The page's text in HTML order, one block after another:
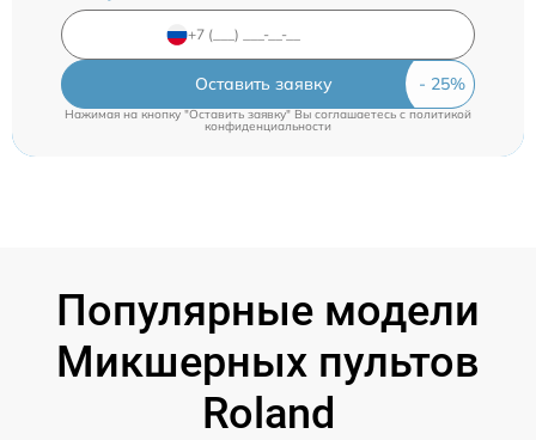
Оставить заявку
Нажимая на кнопку "Оставить заявку" Вы соглашаетесь cполитикой
конфиденциальности
Популярные модели
Микшерных пультов
Roland